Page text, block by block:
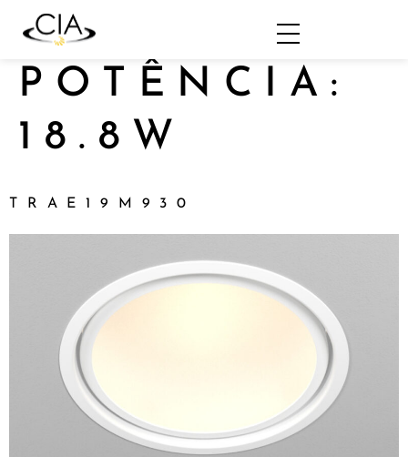
POTÊNCIA:
18.8W
TRAE19M930